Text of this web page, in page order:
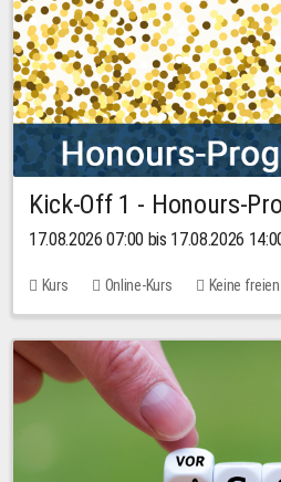
Kick-Off 1 - Honours-
17.08.2026 07:00 bis 17.08.2026
Kurs Online-Kurs Keine